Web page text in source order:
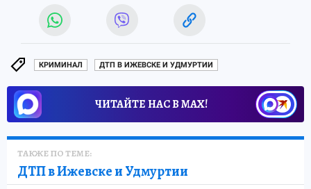
КРИМИНАЛ ДТП В ИЖЕВСКЕ И УДМУРТИИ
ЧИТАЙТЕ НАС В МАХ!
ТАКЖЕ ПО ТЕМЕ:
ДТП в Ижевске и Удмуртии